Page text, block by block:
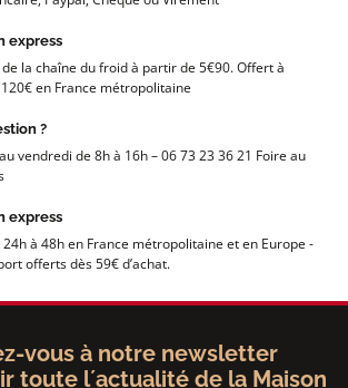
express
la chaîne du froid à partir de 5€90. Offert à
en France métropolitaine
?
vendredi de 8h à 16h – 06 73 23 36 21 Foire au
express
24h à 48h en France métropolitaine et en Europe -
offerts dès 59€ d’achat.
vous à notre newsletter
toute l´actualité de la Maison